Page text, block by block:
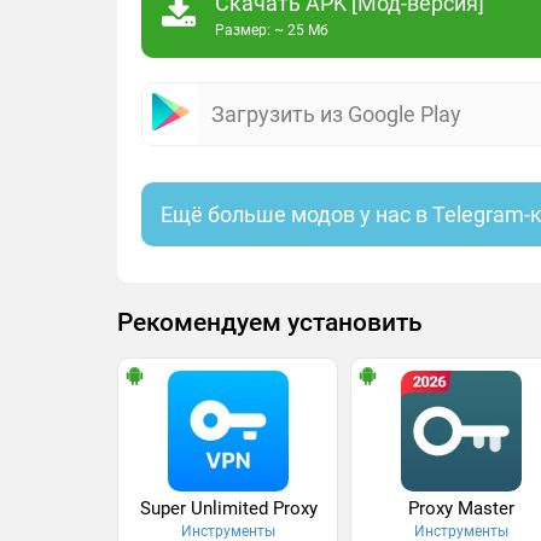
Размер: ~ 25 Мб
Загрузить из Google Play
Ещё больше модов у нас в Telegram-
Рекомендуем установить
Super Unlimited Proxy
Инструменты
Proxy Master
Инструменты